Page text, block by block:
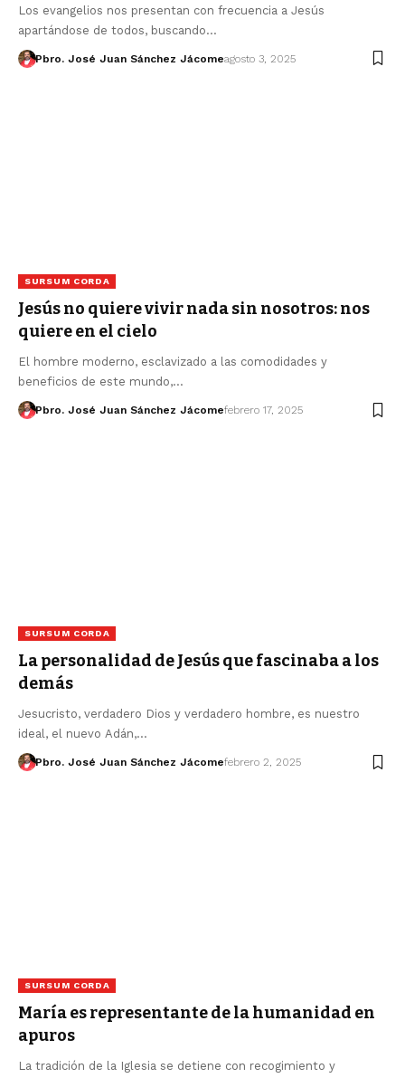
Los evangelios nos presentan con frecuencia a Jesús
apartándose de todos, buscando…
Pbro. José Juan Sánchez Jácomeagosto 3, 2025
SURSUM CORDA
Jesús no quiere vivir nada sin nosotros: nos
quiere en el cielo
El hombre moderno, esclavizado a las comodidades y
beneficios de este mundo,…
Pbro. José Juan Sánchez Jácomefebrero 17, 2025
SURSUM CORDA
La personalidad de Jesús que fascinaba a los
demás
Jesucristo, verdadero Dios y verdadero hombre, es nuestro
ideal, el nuevo Adán,…
Pbro. José Juan Sánchez Jácomefebrero 2, 2025
SURSUM CORDA
María es representante de la humanidad en
apuros
La tradición de la Iglesia se detiene con recogimiento y